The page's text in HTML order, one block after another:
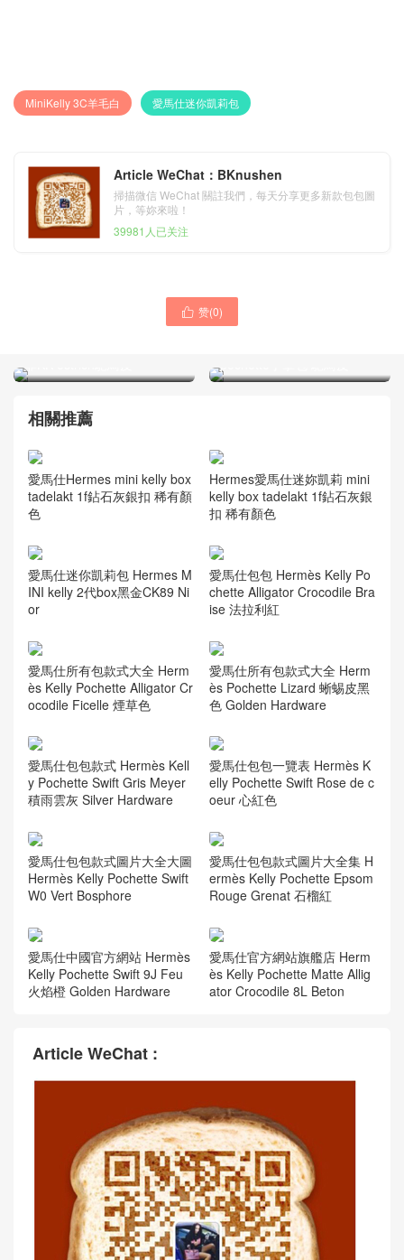
MiniKelly 3C羊毛白 愛馬仕迷你凱莉包
Article WeChat：BKnushen
掃描微信 WeChat 關註我們，每天分享更多新款包包圖
片，等妳來啦！
39981人已关注
 赞(0)
Hermes 鉑金包Birkin 25cm
非KK ostrich鴕鳥皮
愛馬仕迷妳凱莉包 Hermes
pochette手拿包 鴕鳥皮
相關推薦
愛馬仕Hermes mini kelly box
tadelakt 1f鉆石灰銀扣 稀有顏
色
Hermes愛馬仕迷妳凱莉 mini
kelly box tadelakt 1f鉆石灰銀
扣 稀有顏色
愛馬仕迷你凱莉包 Hermes M
INI kelly 2代box黑金CK89 Ni
or
愛馬仕包包 Hermès Kelly Po
chette Alligator Crocodile Bra
ise 法拉利紅
愛馬仕所有包款式大全 Herm
ès Kelly Pochette Alligator Cr
ocodile Ficelle 煙草色
愛馬仕所有包款式大全 Herm
ès Pochette Lizard 蜥蜴皮黑
色 Golden Hardware
愛馬仕包包款式 Hermès Kell
y Pochette Swift Gris Meyer
積雨雲灰 Silver Hardware
愛馬仕包包一覽表 Hermès K
elly Pochette Swift Rose de c
oeur 心紅色
愛馬仕包包款式圖片大全大圖
Hermès Kelly Pochette Swift
W0 Vert Bosphore
愛馬仕包包款式圖片大全集 H
ermès Kelly Pochette Epsom
Rouge Grenat 石榴紅
愛馬仕中國官方網站 Hermès
Kelly Pochette Swift 9J Feu
火焰橙 Golden Hardware
愛馬仕官方網站旗艦店 Herm
ès Kelly Pochette Matte Allig
ator Crocodile 8L Beton
Article WeChat :